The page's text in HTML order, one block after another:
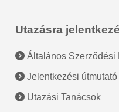
Utazásra
Általános Szerződési
Jelentkezési útmutató
Utazási Tanácsok